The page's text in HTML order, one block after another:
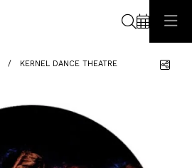
KERNEL DANCE THEATRE